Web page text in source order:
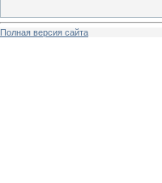
Полная версия сайта